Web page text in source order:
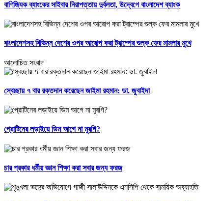
বাণিজ্যিক ব্যাংকের সাইবার নিরাপত্তায় দুর্বলতা, উদ্বেগে বাংলাদেশ ব্যাংক
বাংলাদেশসহ বিভিন্ন দেশের ওপর আরোপ করা ট্রাম্পের শুল্ক ফের মামলার মুখে
আলোচিত সংবাদ
স্বেচ্ছায় ৭ বার রক্তদান করেছেন জাইমা রহমান: ডা. জুবাইদা
প্রোটিনের লড়াইয়ে ডিম আগে না মুরগি?
চার প্রকার ধর্মীয় জ্ঞান শিক্ষা করা সবার জন্য ফরজ